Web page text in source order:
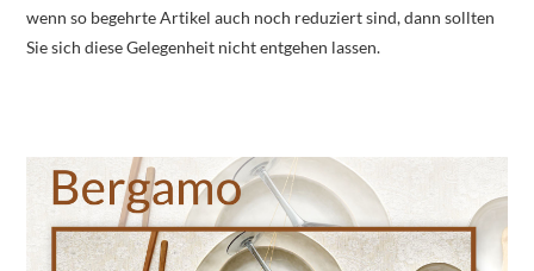
wenn so begehrte Artikel auch noch reduziert sind, dann sollten
Sie sich diese Gelegenheit nicht entgehen lassen.